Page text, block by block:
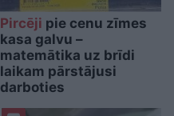
Pircēji pie cenu zīmes
kasa galvu –
matemātika uz brīdi
laikam pārstājusi
darboties